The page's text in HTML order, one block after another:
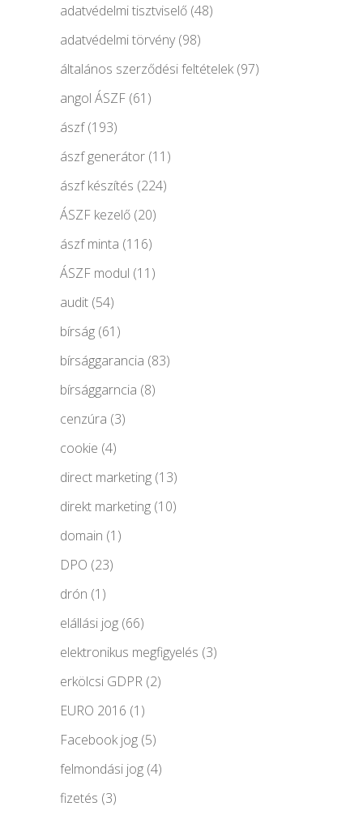
adatvédelmi tisztviselő (48)
adatvédelmi törvény(98)
általános szerződési feltételek(97)
angol ÁSZF (61)
ászf(193)
ászf generátor (11)
ászf készítés (224)
ÁSZF kezelő (20)
ászf minta (116)
ÁSZF modul (11)
audit (54)
bírság (61)
bírsággarancia (83)
bírsággarncia (8)
cenzúra (3)
cookie (4)
direct marketing (13)
direkt marketing (10)
domain (1)
DPO (23)
drón (1)
elállási jog (66)
elektronikus megfigyelés (3)
erkölcsi GDPR (2)
EURO 2016 (1)
Facebook jog (5)
felmondási jog (4)
fizetés (3)